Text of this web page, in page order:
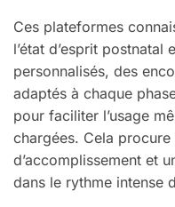
Ces plateformes
l’état d’esprit
personnalisés, des
adaptés à chaque
pour faciliter l’usage
chargées. Cela procure
d’accomplissement et
dans le rythme intense